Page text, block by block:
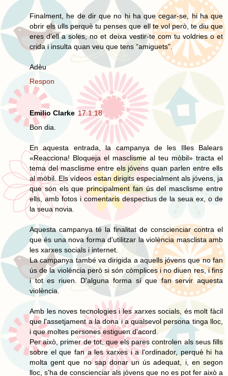
Finalment, he de dir que no hi ha que cegar-se, hi ha que
obrir els ulls perquè tu penses que ell te vol però, te diu que
eres d’ell a soles, no et deixa vestir-te com tu voldries o et
crida i insulta quan veu que tens “amiguets”.
Adèu
Respon
Emilio Clarke 17.1.18
Bon dia.
En aquesta entrada, la campanya de les Illes Balears
«Reacciona! Bloqueja el masclisme al teu mòbil» tracta el
tema del masclisme entre els jóvens quan parlen entre ells
al mòbil. Els vídeos estan dirigits especialment als jóvens, ja
que són els que principalment fan ús del masclisme entre
ells, amb fotos i comentaris despectius de la seua ex, o de
la seua novia.
Aquesta campanya té la finalitat de conscienciar contra el
que és una nova forma d'utilitzar la violència masclista amb
les xarxes socials i internet.
La campanya també va dirigida a aquells jóvens que no fan
ús de la violència però si són còmplices i no diuen res, i fins
i tot es riuen. D'alguna forma sí que fan servir aquesta
violència.
Amb les noves tecnologies i les xarxes socials, és molt fàcil
que l'assetjament a la dona i a qualsevol persona tinga lloc,
i que moltes persones estiguen d'acord.
Per això, primer de tot, que els pares controlen als seus fills
sobre el que fan a les xarxes i a l'ordinador, perquè hi ha
molta gent que no sap donar un ús adequat, i, en segon
lloc, s'ha de conscienciar als jóvens que no es pot fer això a